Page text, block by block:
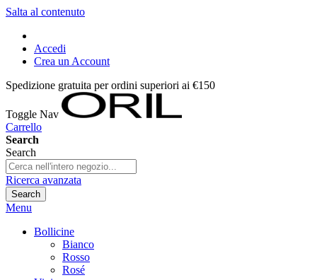
Salta al contenuto
Accedi
Crea un Account
Spedizione gratuita per ordini superiori ai €150
Toggle Nav
Carrello
Search
Search
Ricerca avanzata
Search
Menu
Bollicine
Bianco
Rosso
Rosé